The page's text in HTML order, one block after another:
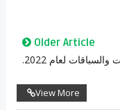
Older Article
لعام 2022.
View More